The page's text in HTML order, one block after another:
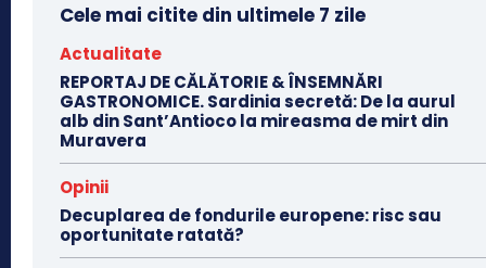
Cele mai citite din ultimele 7 zile
Actualitate
REPORTAJ DE CĂLĂTORIE & ÎNSEMNĂRI
GASTRONOMICE. Sardinia secretă: De la aurul
alb din Sant’Antioco la mireasma de mirt din
Muravera
Opinii
Decuplarea de fondurile europene: risc sau
oportunitate ratată?